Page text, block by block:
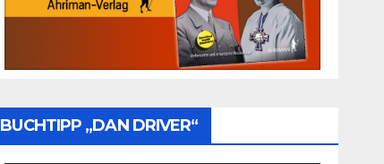
BUCHTIPP „DAN DRIVER“